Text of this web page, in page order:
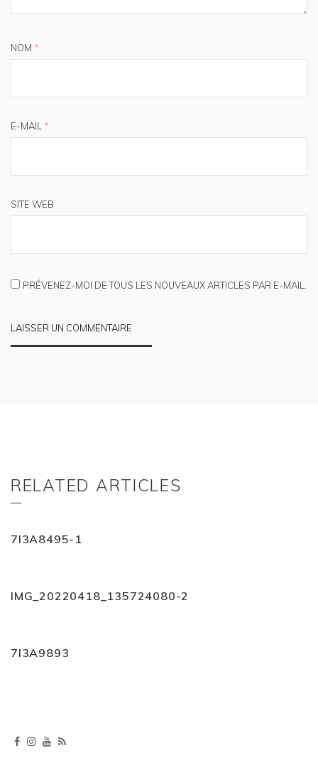
NOM *
E-MAIL *
SITE WEB
PRÉVENEZ-MOI DE TOUS LES NOUVEAUX ARTICLES PAR E-MAIL.
RELATED ARTICLES
7I3A8495-1
IMG_20220418_135724080-2
7I3A9893